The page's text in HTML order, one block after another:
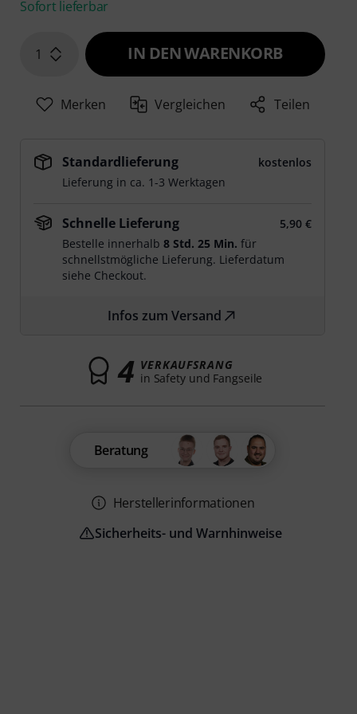
Sofort lieferbar
1 IN DEN WARENKORB
Merken Vergleichen Teilen
Standardlieferung
kostenlos
Lieferung in ca. 1-3 Werktagen
Schnelle Lieferung
5,90 €
Bestelle innerhalb8 Std. 25 Min. für
schnellstmögliche Lieferung. Lieferdatum
siehe Checkout.
Infos zum Versand
4 VERKAUFSRANG
in Safety und Fangseile
Beratung
Herstellerinformationen
Sicherheits- und Warnhinweise